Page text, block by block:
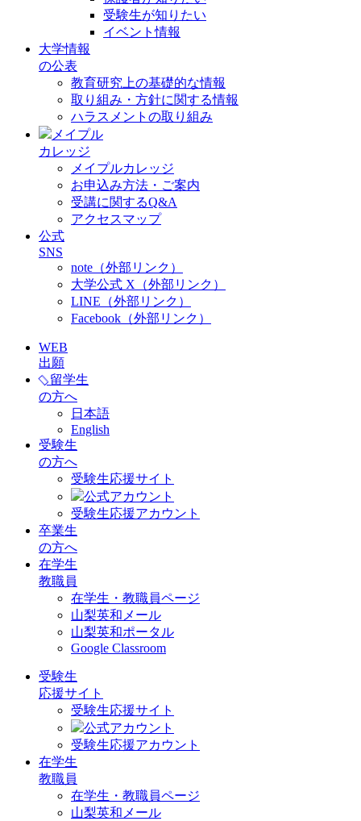
受験生が知りたい
イベント情報
大学情報
の公表
教育研究上の基礎的な情報
取り組み・方針に関する情報
ハラスメントの取り組み
メイプル
カレッジ
メイプルカレッジ
お申込み方法・ご案内
受講に関するQ&A
アクセスマップ
公式
SNS
note（外部リンク）
大学公式 X（外部リンク）
LINE（外部リンク）
Facebook（外部リンク）
WEB
出願
留学生
の方へ
日本語
English
受験生
の方へ
受験生応援サイト
公式アカウント
受験生応援アカウント
卒業生
の方へ
在学生
教職員
在学生・教職員ページ
山梨英和メール
山梨英和ポータル
Google Classroom
受験生
応援サイト
受験生応援サイト
公式アカウント
受験生応援アカウント
在学生
教職員
在学生・教職員ページ
山梨英和メール